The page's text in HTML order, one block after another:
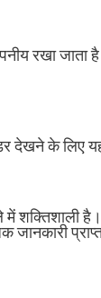
रखा
देखने के लिए
में
जानकारी